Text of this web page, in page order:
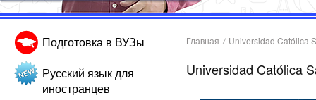
Подготовка в ВУЗы
Русский язык для
иностранцев
Главная / Universidad Católica
Universidad Católica